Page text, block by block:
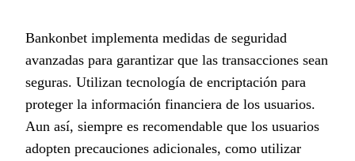
Bankonbet implementa medidas de seguridad
avanzadas para garantizar que las transacciones sean
seguras. Utilizan tecnología de encriptación para
proteger la información financiera de los usuarios.
Aun así, siempre es recomendable que los usuarios
adopten precauciones adicionales, como utilizar